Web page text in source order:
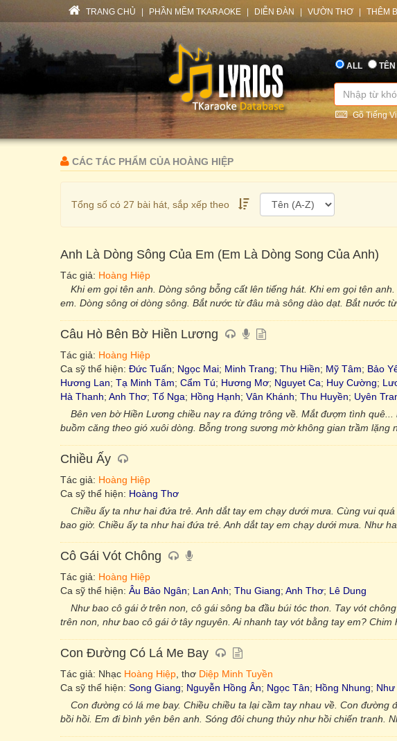
TRANG CHỦ PHẦN MỀM TKARAOKE DIỄN ĐÀN VƯỜN THƠ THÊM
ALL TÊN
Gõ Tiếng
CÁC TÁC PHẨM CỦA HOÀNG HIỆP
Tổng số có 27 bài hát, sắp xếp theo
Anh Là Dòng Sông Của Em (Em Là Dòng Song Của Anh)
Tác giả: Hoàng Hiệp
Khi em gọi tên anh. Dòng sông bỗng cất lên tiếng hát. Khi em gọi tên
em. Dòng sông ơi dòng sông. Bắt nước từ đâu mà sông dào dạt. Bắt nước
Câu Hò Bên Bờ Hiền Lương
Tác giả: Hoàng Hiệp
Ca sỹ thể hiện: Đức Tuấn; Ngọc Mai; Minh Trang; Thu Hiền; Mỹ Tâm; Bảo
Hương Lan; Tạ Minh Tâm; Cẩm Tú; Hương Mơ; Nguyet Ca; Huy Cường;
Hà Thanh; Anh Thơ; Tố Nga; Hồng Hạnh; Vân Khánh; Thu Huyền; Uyên
Bên ven bờ Hiền Lương chiều nay ra đứng trông về. Mắt đượm tình
buồm căng theo gió xuôi dòng. Bỗng trong sương mờ không gian trầm lặng
Chiều Ấy
Tác giả: Hoàng Hiệp
Ca sỹ thể hiện: Hoàng Thơ
Chiều ấy ta như hai đứa trẻ. Anh dắt tay em chạy dưới mưa. Cùng vui
bao giờ. Chiều ấy ta như hai đứa trẻ. Anh dắt tay em chạy dưới mưa. Như
Cô Gái Vót Chông
Tác giả: Hoàng Hiệp
Ca sỹ thể hiện: Âu Bảo Ngân; Lan Anh; Thu Giang; Anh Thơ; Lê Dung
Như bao cô gái ở trên non, cô gái sông ba đầu búi tóc thon. Tay vót
trên non, như bao cô gái ở tây nguyên. Ai nhanh tay vót bằng tay em? Chim
Con Đường Có Lá Me Bay
Tác giả: Nhạc Hoàng Hiệp , thơ Diệp Minh Tuyền
Ca sỹ thể hiện: Song Giang; Nguyễn Hồng Ân; Ngọc Tân; Hồng Nhung; Như
Con đường có lá me bay. Chiều chiều ta lại cầm tay nhau về. Con đường
bồi hồi. Em đi bình yên bên anh. Sóng đôi chung thủy như hồi chiến tranh.